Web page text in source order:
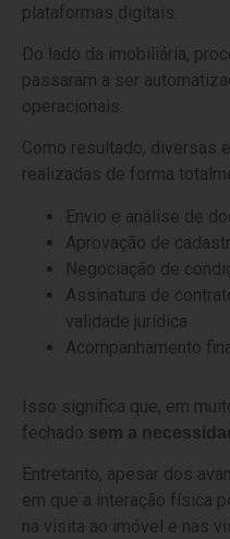
plataformas digitais.
Do lado da imobiliária,
passaram a ser
operacionais.
Como resultado, diversas
realizadas de forma
Envio e análise de
Aprovação de
Negociação de
Assinatura de
validade jurídica
Acompanhamento
Isso significa que, em
fechado sem a
Entretanto, apesar dos
em que a interação física
na visita ao imóvel e nas